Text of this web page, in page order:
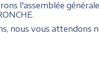
l'assemblée
nous vous attendons